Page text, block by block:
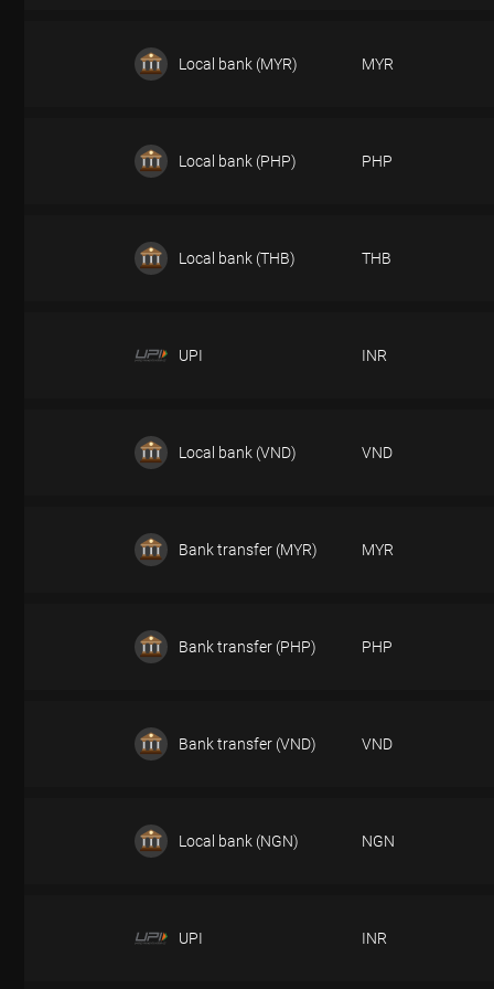
DEPÓSITO
Local bank (MYR) MYR
DEPÓSITO
Local bank (PHP) PHP
DEPÓSITO
Local bank (THB) THB
UPI INR
DEPÓSITO
Local bank (VND) VND
DEPÓSITO
Bank transfer (MYR) MYR
DEPÓSITO
Bank transfer (PHP) PHP
DEPÓSITO
Bank transfer (VND) VND
DEPÓSITO
Local bank (NGN) NGN
UPI INR